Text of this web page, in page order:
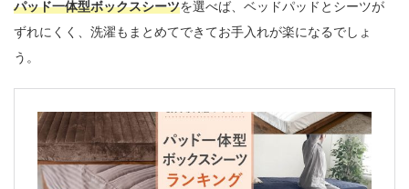
パッド一体型ボックスシーツを選べば、ベッドパッドとシーツが
ずれにくく、洗濯もまとめてできてお手入れが楽になるでしょ
う。